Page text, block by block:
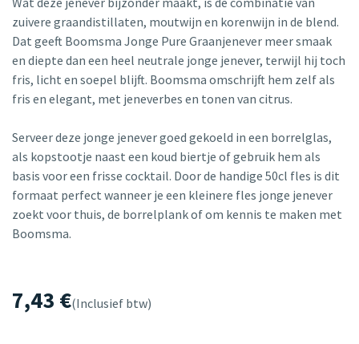
zuivere graandistillaten, moutwijn en korenwijn in de blend.
Dat geeft Boomsma Jonge Pure Graanjenever meer smaak
en diepte dan een heel neutrale jonge jenever, terwijl hij toch
fris, licht en soepel blijft. Boomsma omschrijft hem zelf als
fris en elegant, met jeneverbes en tonen van citrus.
Serveer deze jonge jenever goed gekoeld in een borrelglas,
als kopstootje naast een koud biertje of gebruik hem als
basis voor een frisse cocktail. Door de handige 50cl fles is dit
formaat perfect wanneer je een kleinere fles jonge jenever
zoekt voor thuis, de borrelplank of om kennis te maken met
Boomsma.
7,43 €(Inclusief btw)